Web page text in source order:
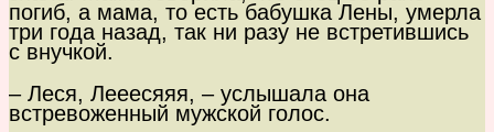
погиб, а мама, то есть бабушка Лены, умерла
три года назад, так ни разу не встретившись
с внучкой.
– Леся, Лееесяяя, – услышала она
встревоженный мужской голос.